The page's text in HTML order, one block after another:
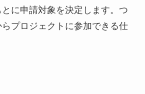
に申請対象を決定します。つ
プロジェクトに参加できる仕